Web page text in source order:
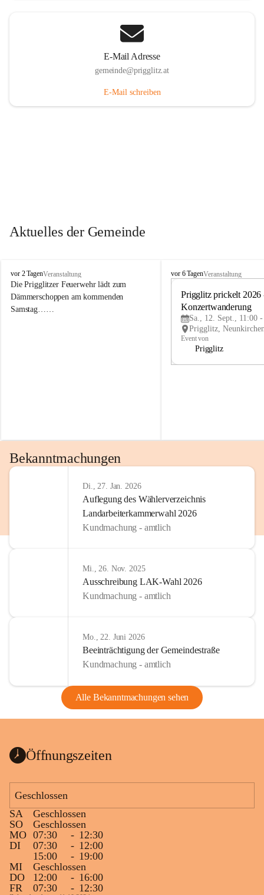
E-Mail Adresse
gemeinde@prigglitz.at
E-Mail schreiben
Aktuelles der Gemeinde
P
r
i
g
vor 2 TagenVeranstaltung
Die Prigglitzer Feuerwehr lädt zum
Dämmerschoppen am kommenden
Samstag……
P
vor 6 TagenVeranstaltung
Prigglitz prickelt 2026
Konzertwanderung
Sa., 12. Sept., 11:00
Event von
Prigglitz
Bekanntmachungen
Di., 27. Jan. 2026
Auflegung des Wählerverzeichnis
Landarbeiterkammerwahl 2026
Kundmachung - amtlich
Mi., 26. Nov. 2025
Ausschreibung LAK-Wahl 2026
Kundmachung - amtlich
Mo., 22. Juni 2026
Beeinträchtigung der Gemeindestraße
Kundmachung - amtlich
Alle Bekanntmachungen sehen
Öffnungszeiten
Geschlossen
SA
Geschlossen
SO
Geschlossen
MO 07:30 - 12:30
DI
07:30 - 12:00
15:00
- 19:00
MI
Geschlossen
DO
12:00 - 16:00
FR
07:30 - 12:30